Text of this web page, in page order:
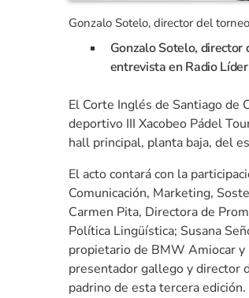
Gonzalo Sotelo, director del
Gonzalo Sotelo, director
entrevista en Radio
El Corte Inglés de Santiago de
deportivo III Xacobeo Pádel
hall principal, planta baja, del
El acto contará con la
Comunicación, Marketing,
Carmen Pita, Directora de
Política Lingüística; Susana
propietario de BMW Amiocar
presentador gallego y director
padrino de esta tercera edición.